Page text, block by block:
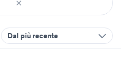
Dal più recente